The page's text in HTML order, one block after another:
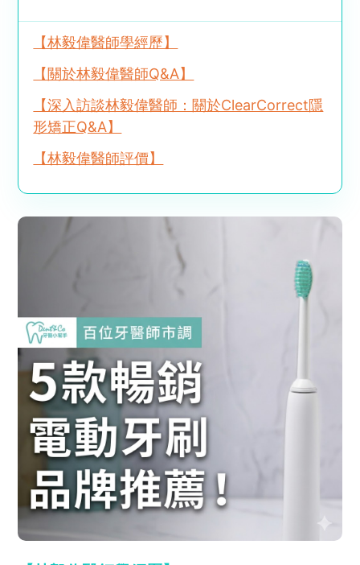
【林毅偉醫師學經歷】
【關於林毅偉醫師Q&A】
【深入訪談林毅偉醫師：關於ClearCorrect隱
形矯正Q&A】
【林毅偉醫師評價】